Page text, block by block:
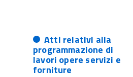
Atti relativi alla
programmazione di
lavori opere servizi e
forniture